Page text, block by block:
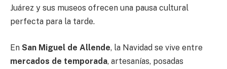
Juárez y sus museos ofrecen una pausa cultural
perfecta para la tarde.
En San Miguel de Allende, la Navidad se vive entre
mercados de temporada, artesanías, posadas